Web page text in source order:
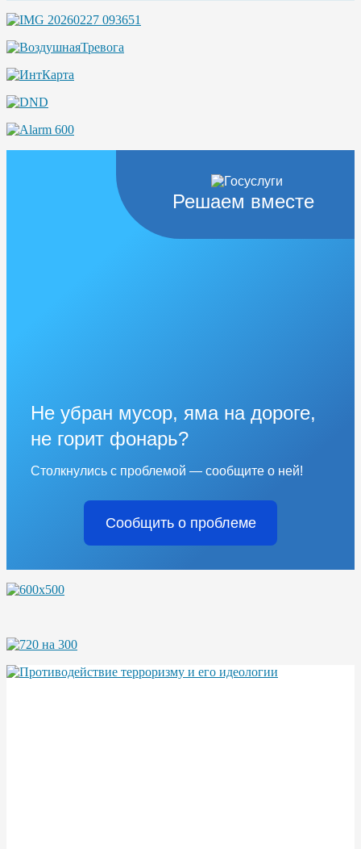
Решаем вместе
Не убран мусор, яма на дороге,
не горит фонарь?
Столкнулись с проблемой — сообщите о ней!
Сообщить о проблеме